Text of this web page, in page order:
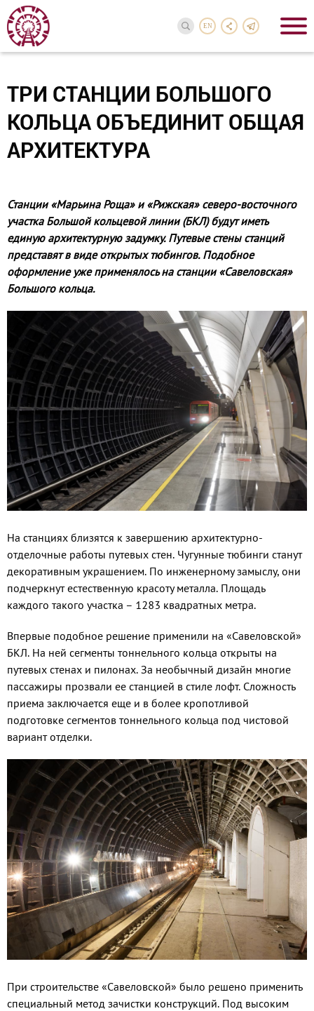
EN
ТРИ СТАНЦИИ БОЛЬШОГО
КОЛЬЦА ОБЪЕДИНИТ ОБЩАЯ
АРХИТЕКТУРА
Станции «Марьина Роща» и «Рижская» северо-восточного
участка Большой кольцевой линии (БКЛ) будут иметь
единую архитектурную задумку. Путевые стены станций
представят в виде открытых тюбингов. Подобное
оформление уже применялось на станции «Савеловская»
Большого кольца.
На станциях близятся к завершению архитектурно-
отделочные работы путевых стен. Чугунные тюбинги станут
декоративным украшением. По инженерному замыслу, они
подчеркнут естественную красоту металла. Площадь
каждого такого участка – 1283 квадратных метра.
Впервые подобное решение применили на «Савеловской»
БКЛ. На ней сегменты тоннельного кольца открыты на
путевых стенах и пилонах. За необычный дизайн многие
пассажиры прозвали ее станцией в стиле лофт. Сложность
приема заключается еще и в более кропотливой
подготовке сегментов тоннельного кольца под чистовой
вариант отделки.
При строительстве «Савеловской» было решено применить
специальный метод зачистки конструкций. Под высоким